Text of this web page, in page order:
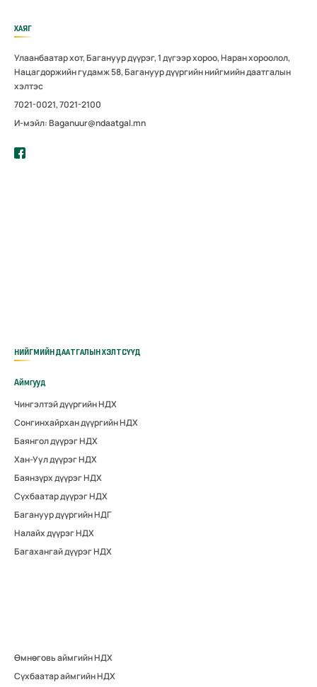
ХАЯГ
Улаанбаатар хот, Багануур дүүрэг, 1 дүгээр хороо, Наран хороолол,
Нацагдоржийн гудамж 58, Багануур дүүргийн нийгмийн даатгалын
хэлтэс
7021-0021, 7021-2100
И-мэйл: Baganuur@ndaatgal.mn
НИЙГМИЙН ДААТГАЛЫН ХЭЛТСҮҮД
Аймгууд
Чингэлтэй дүүргийн НДХ
Сонгинхайрхан дүүргийн НДХ
Баянгол дүүрэг НДХ
Хан-Уул дүүрэг НДХ
Баянзүрх дүүрэг НДХ
Сүхбаатар дүүрэг НДХ
Багануур дүүргийн НДГ
Налайх дүүрэг НДХ
Багахангай дүүрэг НДХ
Өмнөговь аймгийн НДХ
Сүхбаатар аймгийн НДХ